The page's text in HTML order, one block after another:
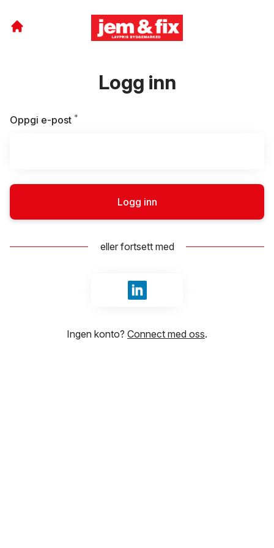
Logg inn
Oppgi e-post *
Logg inn
eller fortsett med
Logg inn med LinkedIn
Ingen konto? Connect med oss.